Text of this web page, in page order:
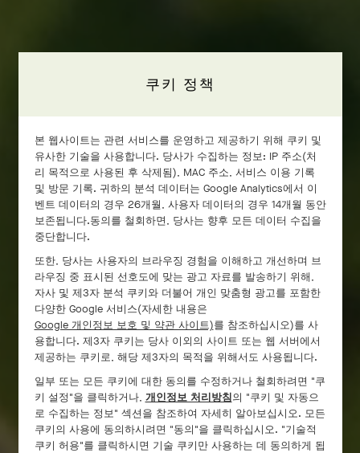
쿠키 정책
본 웹사이트는 관련 서비스를 운영하고 제공하기 위해 쿠키 및
유사한 기술을 사용합니다. 당사가 수집하는 정보: IP 주소(처
리 목적으로 사용된 후 삭제됨), MAC 주소, 서비스 이용 기록
및 방문 기록. 귀하의 분석 데이터는 Google Analytics에서 이
벤트 데이터의 경우 26개월, 사용자 데이터의 경우 14개월 동안
보존됩니다.동의를 철회하면, 당사는 향후 모든 데이터 수집을
중단합니다.
또한, 당사는 사용자의 브라우징 경험을 이해하고 개선하며 브
라우징 중 표시된 선호도에 맞는 광고 자료를 발송하기 위해,
자사 및 제3자 분석 쿠키와 더불어 개인 맞춤형 광고를 포함한
다양한 Google 서비스(자세한 내용은
Google 개인정보 보호 및 약관 사이트)를 참조하십시오)를 사
용합니다. 제3자 쿠키는 당사 이외의 사이트 또는 웹 서버에서
제공하는 쿠키로, 해당 제3자의 목적을 위해서도 사용됩니다.
일부 또는 모든 쿠키에 대한 동의를 수정하거나 철회하려면 "쿠
키 설정"을 클릭하거나, 개인정보 처리방침의 "쿠키 및 자동으
로 수집하는 정보" 섹션을 참조하여 자세히 알아보십시오. 모든
쿠키의 사용에 동의하시려면 "동의"을 클릭하십시오. "기술적
쿠키 허용"를 클릭하시면 기술 쿠키만 사용하는 데 동의하게 됩